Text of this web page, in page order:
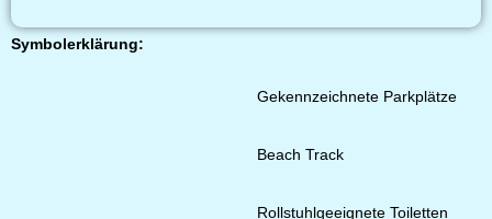
Symbolerklärung:
Gekennzeichnete Parkplätze
Beach Track
Rollstuhlgeeignete Toiletten